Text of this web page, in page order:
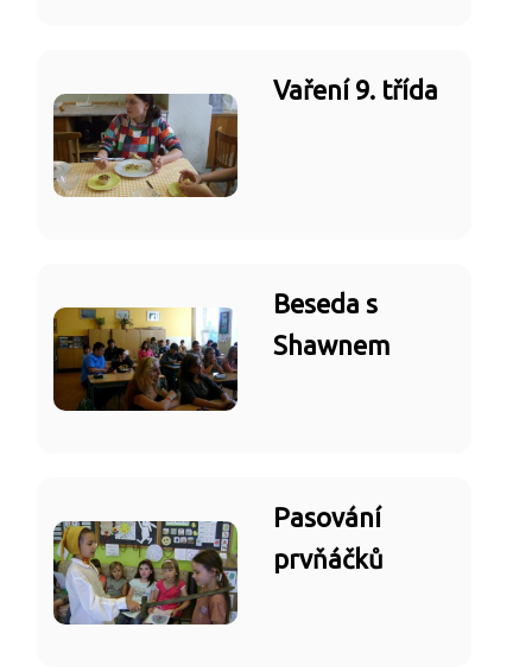
Vaření 9. třída
Beseda s
Shawnem
Pasování
prvňáčků